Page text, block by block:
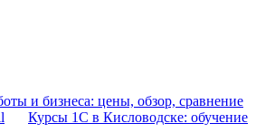
и бизнеса: цены, обзор, сравнение
Курсы 1С в Кисловодске: обучение